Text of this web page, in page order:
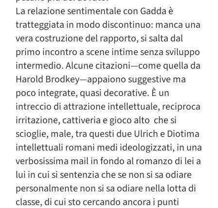
La relazione sentimentale con Gadda è
tratteggiata in modo discontinuo: manca una
vera costruzione del rapporto, si salta dal
primo incontro a scene intime senza sviluppo
intermedio. Alcune citazioni—come quella da
Harold Brodkey—appaiono suggestive ma
poco integrate, quasi decorative. È un
intreccio di attrazione intellettuale, reciproca
irritazione, cattiveria e gioco alto che si
scioglie, male, tra questi due Ulrich e Diotima
intellettuali romani medi ideologizzati, in una
verbosissima mail in fondo al romanzo di lei a
lui in cui si sentenzia che se non si sa odiare
personalmente non si sa odiare nella lotta di
classe, di cui sto cercando ancora i punti